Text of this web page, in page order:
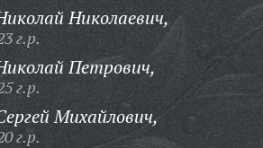
Николаевич,
г.р.
Петрович,
г.р.
Михайлович,
г.р.